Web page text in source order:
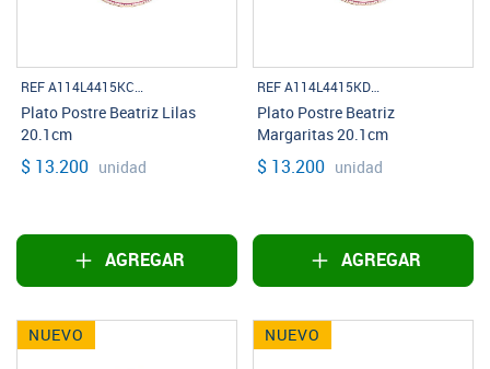
REF A114L4415KCLISTA
Plato Postre Beatriz Lilas
20.1cm
$ 13.200 unidad
AGREGAR
REF A114L4415KDLISTA
Plato Postre Beatriz
Margaritas 20.1cm
$ 13.200 unidad
AGREGAR
NUEVO NUEVO